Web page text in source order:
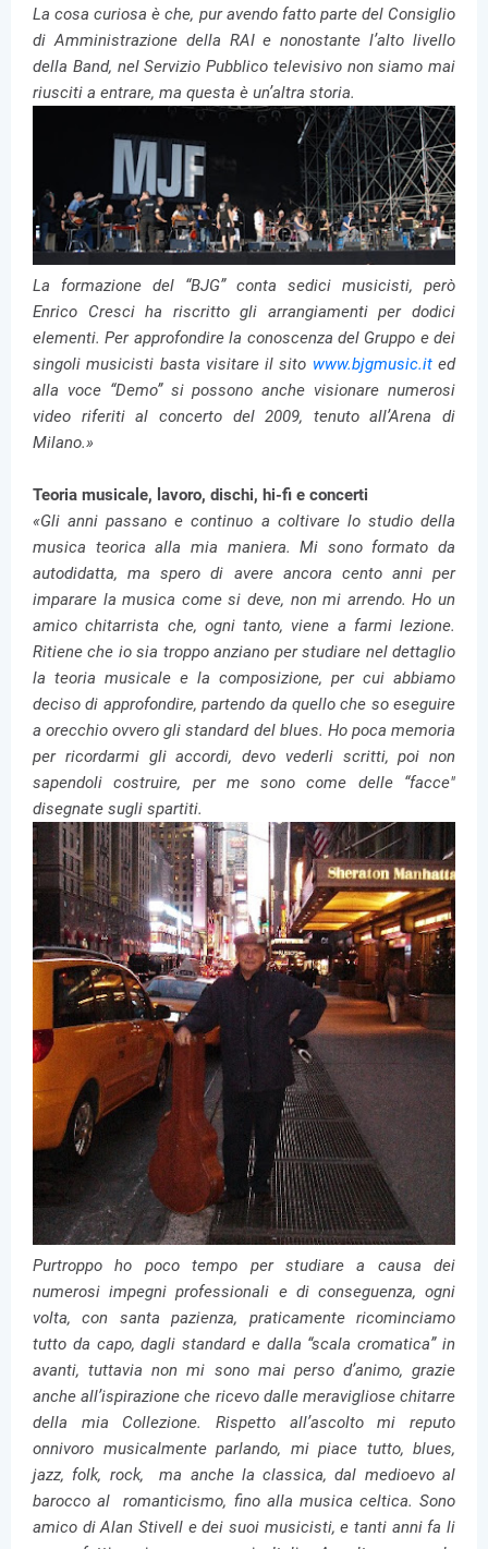
La cosa curiosa è che, pur avendo fatto parte del Consiglio
di Amministrazione della RAI e nonostante l’alto livello
della Band, nel Servizio Pubblico televisivo non siamo mai
riusciti a entrare, ma questa è un’altra storia.
La formazione del “BJG” conta sedici musicisti, però
Enrico Cresci ha riscritto gli arrangiamenti per dodici
elementi. Per approfondire la conoscenza del Gruppo e dei
singoli musicisti basta visitare il sito www.bjgmusic.ited
alla voce “Demo” si possono anche visionare numerosi
video riferiti al concerto del 2009, tenuto all’Arena di
Milano.»
Teoria musicale, lavoro, dischi, hi-fi e concerti
«Gli anni passano e continuo a coltivare lo studio della
musica teorica alla mia maniera. Mi sono formato da
autodidatta, ma spero di avere ancora cento anni per
imparare la musica come si deve, non mi arrendo. Ho un
amico chitarrista che, ogni tanto, viene a farmi lezione.
Ritiene che io sia troppo anziano per studiare nel dettaglio
la teoria musicale e la composizione, per cui abbiamo
deciso di approfondire, partendo da quello che so eseguire
a orecchio ovvero gli standard del blues. Ho poca memoria
per ricordarmi gli accordi, devo vederli scritti, poi non
sapendoli costruire, per me sono come delle “facce"
disegnate sugli spartiti.
Purtroppo ho poco tempo per studiare a causa dei
numerosi impegni professionali e di conseguenza, ogni
volta, con santa pazienza, praticamente ricominciamo
tutto da capo, dagli standard e dalla “scala cromatica” in
avanti, tuttavia non mi sono mai perso d’animo, grazie
anche all’ispirazione che ricevo dalle meravigliose chitarre
della mia Collezione. Rispetto all’ascolto mi reputo
onnivoro musicalmente parlando, mi piace tutto, blues,
jazz, folk, rock, ma anche la classica, dal medioevo al
barocco al romanticismo, fino alla musica celtica. Sono
amico di Alan Stivell e dei suoi musicisti, e tanti anni fa li